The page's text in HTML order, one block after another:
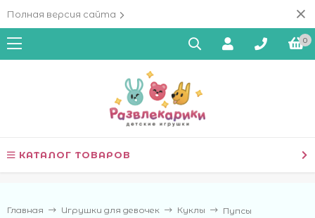
Полная версия сайта
0
КАТАЛОГ ТОВАРОВ
Главная Игрушки для девочек Куклы Пупсы